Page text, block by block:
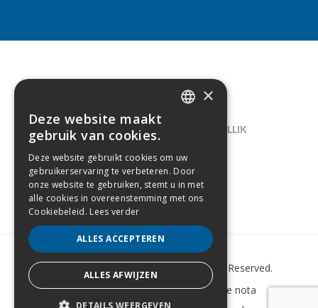
CONTACT
LELIEGAARDE 22, B-1731 ZELLIK
02/238.10.11
INFO@CREAMODA.BE
BE0407.694.265
Copyright © 2022 Creamoda. All Rights Reserved.
Sitemap–Cookie Policy–Wettelijke nota
×
Deze website maakt
gebruik van cookies.
Deze website gebruikt cookies om uw
gebruikerservaring te verbeteren. Door
onze website te gebruiken, stemt u in met
alle cookies in overeenstemming met ons
Cookiebeleid. Lees verder
ALLES ACCEPTEREN
ALLES AFWIJZEN
DETAILS WEERGEVEN